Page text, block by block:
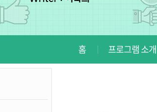
홈 프로그램 소개